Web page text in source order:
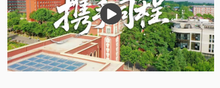
播
放